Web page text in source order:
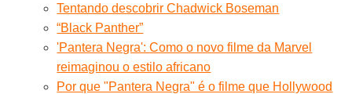
Tentando descobrir Chadwick Boseman
“Black Panther”
'Pantera Negra': Como o novo filme da Marvel
reimaginou o estilo africano
Por que "Pantera Negra" é o filme que Hollywood